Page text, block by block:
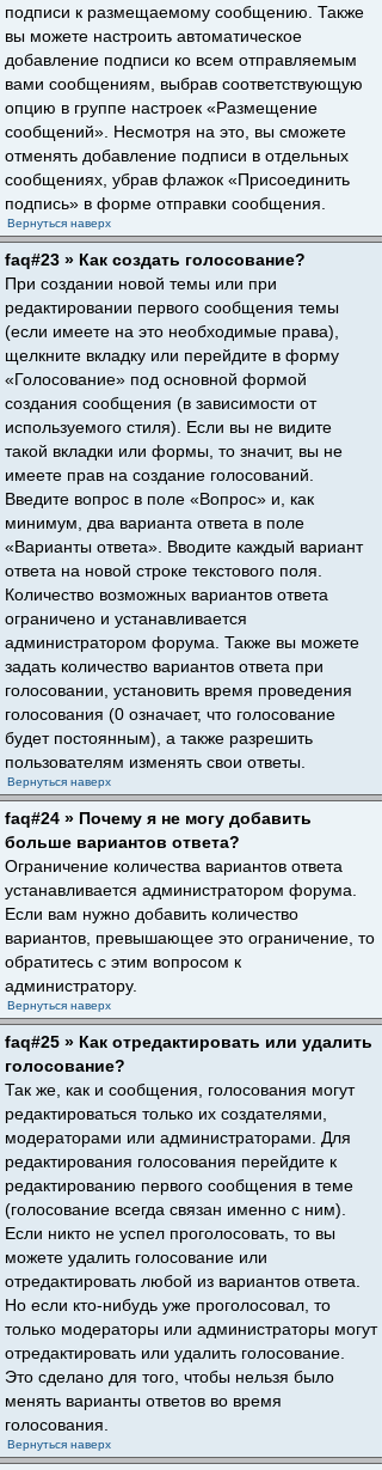
подписи к размещаемому сообщению. Также
вы можете настроить автоматическое
добавление подписи ко всем отправляемым
вами сообщениям, выбрав соответствующую
опцию в группе настроек «Размещение
сообщений». Несмотря на это, вы сможете
отменять добавление подписи в отдельных
сообщениях, убрав флажок «Присоединить
подпись» в форме отправки сообщения.
Вернуться наверх
faq#23 » Как создать голосование?
При создании новой темы или при
редактировании первого сообщения темы
(если имеете на это необходимые права),
щелкните вкладку или перейдите в форму
«Голосование» под основной формой
создания сообщения (в зависимости от
используемого стиля). Если вы не видите
такой вкладки или формы, то значит, вы не
имеете прав на создание голосований.
Введите вопрос в поле «Вопрос» и, как
минимум, два варианта ответа в поле
«Варианты ответа». Вводите каждый вариант
ответа на новой строке текстового поля.
Количество возможных вариантов ответа
ограничено и устанавливается
администратором форума. Также вы можете
задать количество вариантов ответа при
голосовании, установить время проведения
голосования (0 означает, что голосование
будет постоянным), а также разрешить
пользователям изменять свои ответы.
Вернуться наверх
faq#24 » Почему я не могу добавить
больше вариантов ответа?
Ограничение количества вариантов ответа
устанавливается администратором форума.
Если вам нужно добавить количество
вариантов, превышающее это ограничение, то
обратитесь с этим вопросом к
администратору.
Вернуться наверх
faq#25 » Как отредактировать или удалить
голосование?
Так же, как и сообщения, голосования могут
редактироваться только их создателями,
модераторами или администраторами. Для
редактирования голосования перейдите к
редактированию первого сообщения в теме
(голосование всегда связан именно с ним).
Если никто не успел проголосовать, то вы
можете удалить голосование или
отредактировать любой из вариантов ответа.
Но если кто-нибудь уже проголосовал, то
только модераторы или администраторы могут
отредактировать или удалить голосование.
Это сделано для того, чтобы нельзя было
менять варианты ответов во время
голосования.
Вернуться наверх